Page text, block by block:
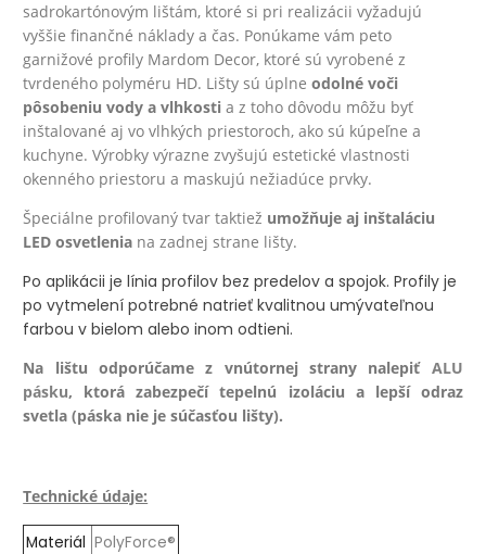
sadrokartónovým lištám, ktoré si pri realizácii vyžadujú
vyššie finančné náklady a čas. Ponúkame vám peto
garnižové profily Mardom Decor, ktoré sú vyrobené z
tvrdeného polyméru HD. Lišty sú úplneodolné voči
pôsobeniu vody a vlhkosti a z toho dôvodu môžu byť
inštalované aj vo vlhkých priestoroch, ako sú kúpeľne a
kuchyne. Výrobky výrazne zvyšujú estetické vlastnosti
okenného priestoru a maskujú nežiadúce prvky.
Špeciálne profilovaný tvar taktiež umožňuje aj inštaláciu
LED osvetlenia na zadnej strane lišty.
Po aplikácii je línia profilov bez predelov a spojok. Profily je
po vytmelení potrebné natrieť kvalitnou umývateľnou
farbou v bielom alebo inom odtieni.
Na lištu odporúčame z vnútornej strany nalepiť ALU
pásku, ktorá zabezpečí tepelnú izoláciu a lepší odraz
svetla (páska nie je súčasťou lišty).
Technické údaje:
Materiál PolyForce®